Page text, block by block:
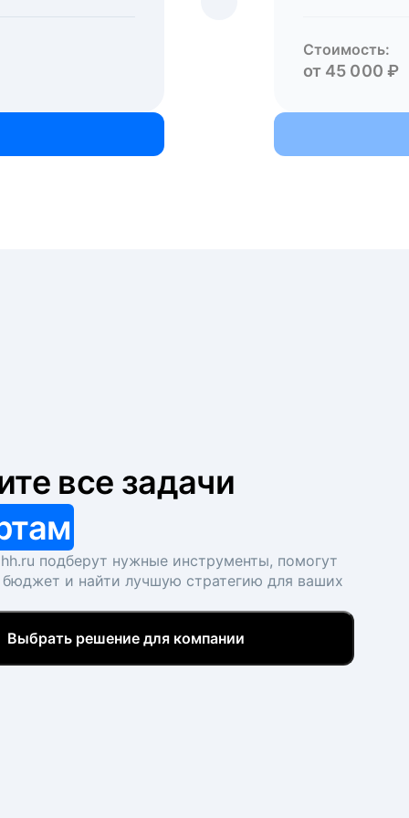
Стоимость:
от 45 000 ₽
все задачи
подберут нужные инструменты, помогут
бюджет и найти лучшую стратегию для ваших
Выбрать решение для компании